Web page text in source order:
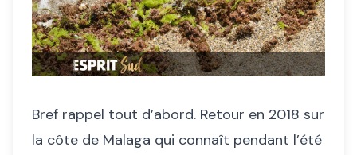
Bref rappel tout d’abord. Retour en 2018 sur
la côte de Malaga qui connaît pendant l’été